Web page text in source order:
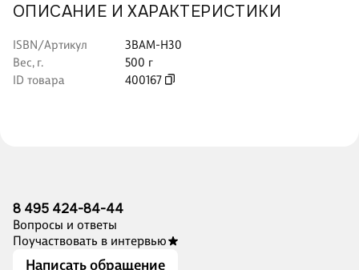
ОПИСАНИЕ И ХАРАКТЕРИСТИКИ
ISBN/Артикул
ЗВАМ-Н30
Вес, г.
500 г
ID товара
400167
8 495 424-84-44
Вопросы и ответы
Поучаствовать в интервью
Написать обращение